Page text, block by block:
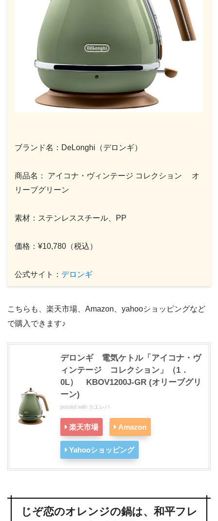
ブランド名：DeLonghi（デロンギ）
商品名： アイコナ・ヴィンテージ コレクション オ
リーブグリーン
素材：ステンレススチール、PP
価格：¥10,780（税込）
公式サイト： デロンギ
こちらも、楽天市場、Amazon、yahooショッピングなど
で購入できます♪
デロンギ 電気ケトル「アイコナ・ヴ
ィンテージ コレクション」（1．
0L） KBOV1200J-GR (オリーブグリ
ーン)
posted with カエレバ
楽天市場 Amazon
Yahooショッピング
じぞ恋のオレンジの鍋は、和平フレ